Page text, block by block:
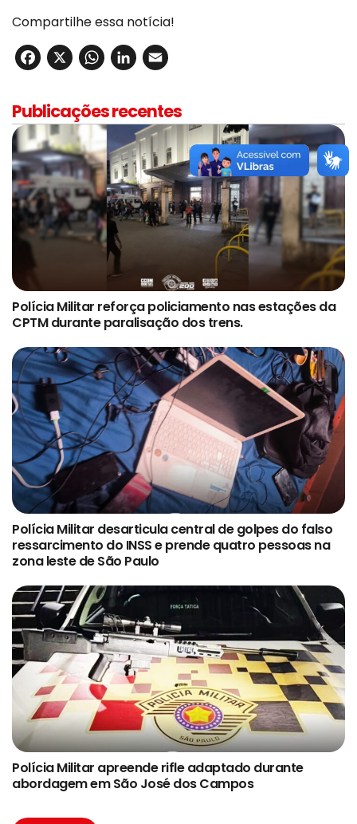
Compartilhe essa notícia!
Facebook
X WhatsApp
LinkedIn
Publicações recentes
Polícia Militar reforça policiamento nas estações da
CPTM durante paralisação dos trens.
Polícia Militar desarticula central de golpes do falso
ressarcimento do INSS e prende quatro pessoas na
zona leste de São Paulo
Polícia Militar apreende rifle adaptado durante
abordagem em São José dos Campos